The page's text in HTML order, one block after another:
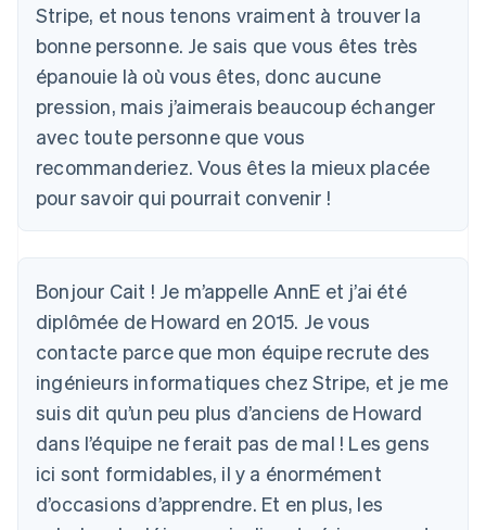
Stripe, et nous tenons vraiment à trouver la
bonne personne. Je sais que vous êtes très
épanouie là où vous êtes, donc aucune
pression, mais j’aimerais beaucoup échanger
avec toute personne que vous
recommanderiez. Vous êtes la mieux placée
pour savoir qui pourrait convenir !
Bonjour Cait ! Je m’appelle AnnE et j’ai été
diplômée de Howard en 2015. Je vous
contacte parce que mon équipe recrute des
ingénieurs informatiques chez Stripe, et je me
suis dit qu’un peu plus d’anciens de Howard
dans l’équipe ne ferait pas de mal ! Les gens
ici sont formidables, il y a énormément
d’occasions d’apprendre. Et en plus, les